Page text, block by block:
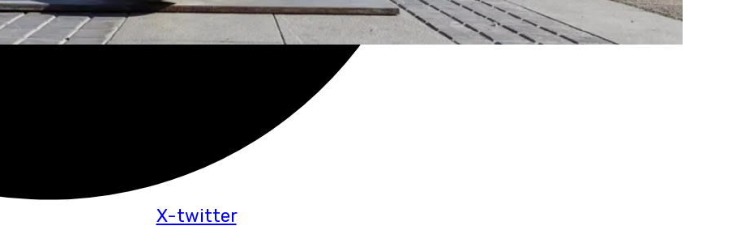
X-twitter